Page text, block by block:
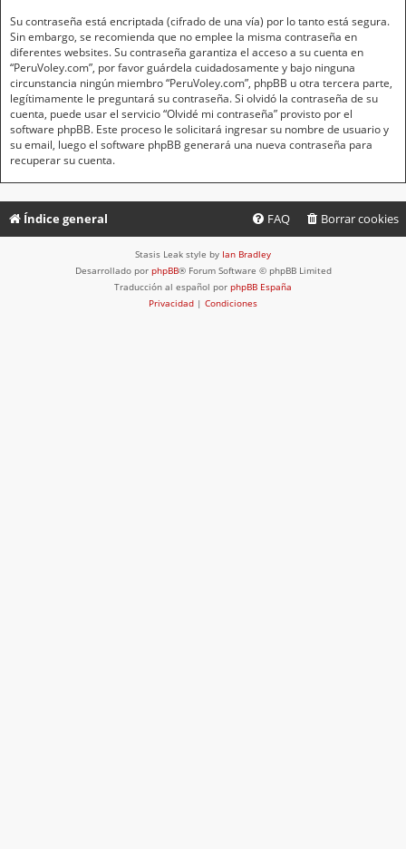
Su contraseña está encriptada (cifrado de una vía) por lo tanto está segura.
Sin embargo, se recomienda que no emplee la misma contraseña en
diferentes websites. Su contraseña garantiza el acceso a su cuenta en
“PeruVoley.com”, por favor guárdela cuidadosamente y bajo ninguna
circunstancia ningún miembro “PeruVoley.com”, phpBB u otra tercera parte,
legítimamente le preguntará su contraseña. Si olvidó la contraseña de su
cuenta, puede usar el servicio “Olvidé mi contraseña” provisto por el
software phpBB. Este proceso le solicitará ingresar su nombre de usuario y
su email, luego el software phpBB generará una nueva contraseña para
recuperar su cuenta.
Índice general Borrar cookies
FAQ
Stasis Leak style by Ian Bradley
Desarrollado por phpBB® Forum Software © phpBB Limited
Traducción al español por phpBB España
Privacidad | Condiciones